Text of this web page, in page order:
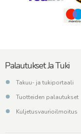
Palautukset Ja Tuki
Takuu- ja tukiportaali
Tuotteiden palautukset
Kuljetusvaurioilmoitus